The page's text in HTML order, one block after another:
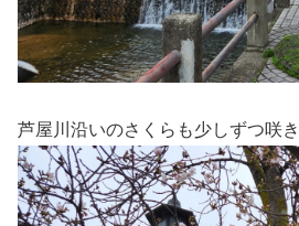
芦屋川沿いのさくらも少しずつ咲き